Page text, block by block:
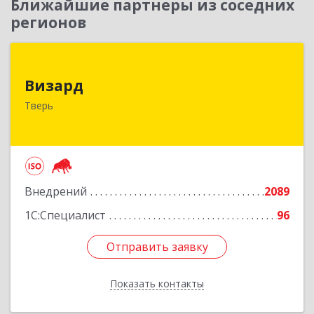
Ближайшие партнеры из соседних
регионов
Визард
Тверь
Внедрений
2089
1С:Специалист
96
Отправить заявку
Показать контакты
170006, Тверская обл, Тверь г, Учительская ул,
Подробнее
Отправить заявку
Назад